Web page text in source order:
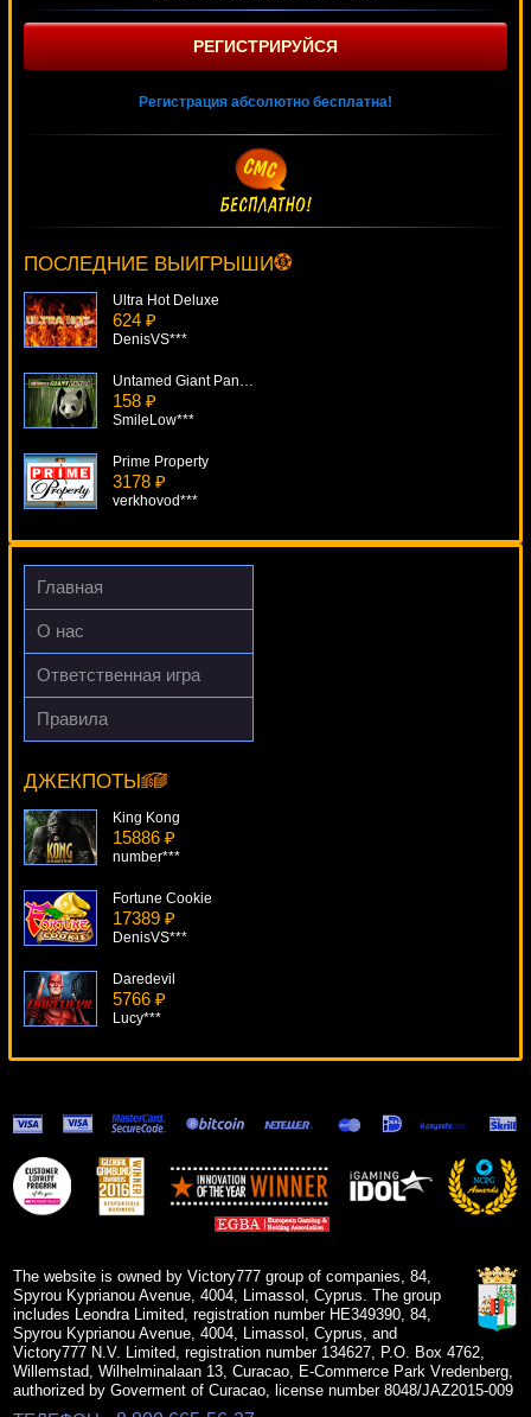
РЕГИСТРИРУЙСЯ
Регистрация абсолютно бесплатна!
ПОСЛЕДНИЕ ВЫИГРЫШИ
Panamer***
Ultra Hot Deluxe
624 ₽
DenisVS***
Untamed Giant Panda
158 ₽
SmileLow***
Prime Property
3178 ₽
verkhovod***
Arrival
4209 ₽
turen***
Главная
О нас
Ответственная игра
Правила
ДЖЕКПОТЫ
Bananas Go Bahamas
superman***
King Kong
15886 ₽
number***
Fortune Cookie
17389 ₽
DenisVS***
Daredevil
5766 ₽
Lucy***
Jimi Hendrix
6677 ₽
superman***
Wild Rockets
The website is owned by Victory777 group of companies, 84,
Spyrou Kyprianou Avenue, 4004, Limassol, Cyprus. The group
includes Leondra Limited, registration number HE349390, 84,
Spyrou Kyprianou Avenue, 4004, Limassol, Cyprus, and
Victory777 N.V. Limited, registration number 134627, P.O. Box 4762,
Willemstad, Wilhelminalaan 13, Curacao, E-Commerce Park Vredenberg,
authorized by Goverment of Curacao, license number 8048/JAZ2015-009